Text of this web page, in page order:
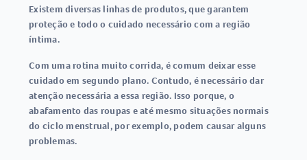
Existem diversas linhas de produtos, que garantem
proteção e todo o cuidado necessário com a região
íntima.
Com uma rotina muito corrida, é comum deixar esse
cuidado em segundo plano. Contudo, é necessário dar
atenção necessária a essa região. Isso porque, o
abafamento das roupas e até mesmo situações normais
do ciclo menstrual, por exemplo, podem causar alguns
problemas.